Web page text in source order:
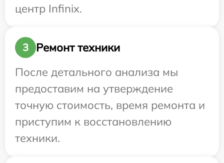
центр Infinix.
3
Ремонт техники
После детального анализа мы
предоставим на утверждение
точную стоимость, время ремонта и
приступим к восстановлению
техники.